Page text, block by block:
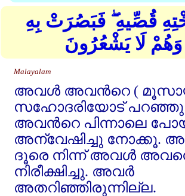
قُصِّيهِ ۖ فَبَصُرَتْ بِهِ
لَا يَشْعُرُونَ
Malayalam
അവള്‍ അവന്‍റെ (
സഹോദരിയോട്‌ പറഞ്ഞു:
അവന്‍റെ പിന്നാലെ
അന്വേഷിച്ചു നോക്കൂ.
ദൂരെ നിന്ന്‌ അവള്‍
നിരീക്ഷിച്ചു. അവര്‍
അതറിഞ്ഞിരുന്നില്ല.